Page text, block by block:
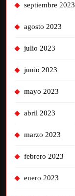
septiembre 2023
agosto 2023
julio 2023
junio 2023
mayo 2023
abril 2023
marzo 2023
febrero 2023
enero 2023